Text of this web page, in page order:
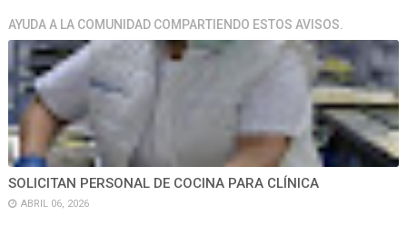
AYUDA A LA COMUNIDAD COMPARTIENDO ESTOS AVISOS.
SOLICITAN PERSONAL DE COCINA PARA CLÍNICA
ABRIL 06, 2026